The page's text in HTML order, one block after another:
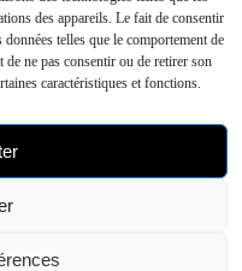
des appareils. Le fait de consentir
telles que le comportement de
ne pas consentir ou de retirer son
caractéristiques et fonctions.
une séance